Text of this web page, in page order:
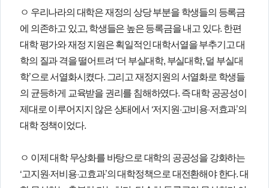
ㅇ 우리나라의 대학은 재정의 상당 부분을 학생들의 등록금
에 의존하고 있고, 학생들은 높은 등록금을 내고 있다. 한편
대학 평가와 재정 지원은 획일적인 대학서열을 부추기고 대
학의 질과 격을 떨어트려 ‘더 부실대학, 부실대학, 덜 부실대
학’으로 서열화시켰다. 그리고 재정지원의 서열화로 학생들
의 균등하게 교육받을 권리를 침해하였다. 즉 대학 공공성이
제대로 이루어지지 않은 상태에서 ‘저지원·고비용·저효과’의
대학 정책이었다.
ㅇ 이제 대학 무상화를 바탕으로 대학의 공공성을 강화하는
‘고지원·저비용·고효과’의 대학정책으로 대전환해야 한다. 대